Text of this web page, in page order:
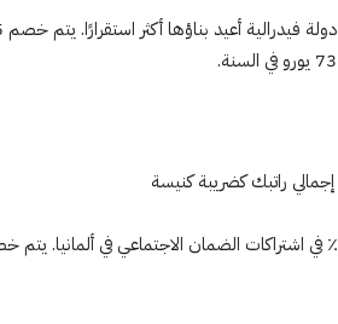
يساهم كل من الموظفين وأرباب العمل بنسبة 50٪ في اشتراكات الضمان